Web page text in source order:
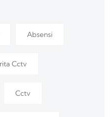
Absensi
Cctv
Cctv